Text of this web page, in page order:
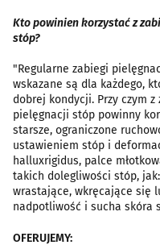
Kto powinien korzystać z
stóp?
"Regularne zabiegi
wskazane są dla każdego,
dobrej kondycji. Przy czym
pielęgnacji stóp powinny
starsze, ograniczone
ustawieniem stóp i
halluxrigidus, palce
takich dolegliwości stóp,
wrastające, wkręcające się
nadpotliwość i sucha skóra
OFERUJEMY: